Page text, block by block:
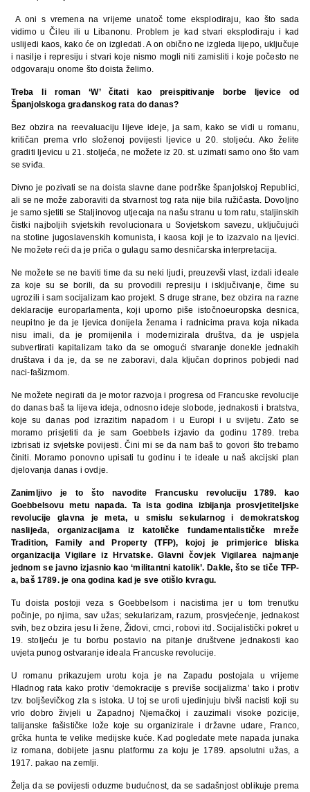
A oni s vremena na vrijeme unatoč tome eksplodiraju, kao što sada
vidimo u Čileu ili u Libanonu. Problem je kad stvari eksplodiraju i kad
uslijedi kaos, kako će on izgledati. A on obično ne izgleda lijepo, uključuje
i nasilje i represiju i stvari koje nismo mogli niti zamisliti i koje počesto ne
odgovaraju onome što doista želimo.
Treba li roman ‘W’ čitati kao preispitivanje borbe ljevice od
Španjolskoga građanskog rata do danas?
Bez obzira na reevaluaciju lijeve ideje, ja sam, kako se vidi u romanu,
kritičan prema vrlo složenoj povijesti ljevice u 20. stoljeću. Ako želite
graditi ljevicu u 21. stoljeća, ne možete iz 20. st. uzimati samo ono što vam
se sviđa.
Divno je pozivati se na doista slavne dane podrške španjolskoj Republici,
ali se ne može zaboraviti da stvarnost tog rata nije bila ružičasta. Dovoljno
je samo sjetiti se Staljinovog utjecaja na našu stranu u tom ratu, staljinskih
čistki najboljih svjetskih revolucionara u Sovjetskom savezu, uključujući
na stotine jugoslavenskih komunista, i kaosa koji je to izazvalo na ljevici.
Ne možete reći da je priča o gulagu samo desničarska interpretacija.
Ne možete se ne baviti time da su neki ljudi, preuzevši vlast, izdali ideale
za koje su se borili, da su provodili represiju i isključivanje, čime su
ugrozili i sam socijalizam kao projekt. S druge strane, bez obzira na razne
deklaracije europarlamenta, koji uporno piše istočnoeuropska desnica,
neupitno je da je ljevica donijela ženama i radnicima prava koja nikada
nisu imali, da je promijenila i modernizirala društva, da je uspjela
subvertirati kapitalizam tako da se omogući stvaranje donekle jednakih
društava i da je, da se ne zaboravi, dala ključan doprinos pobjedi nad
naci-fašizmom.
Ne možete negirati da je motor razvoja i progresa od Francuske revolucije
do danas baš ta lijeva ideja, odnosno ideje slobode, jednakosti i bratstva,
koje su danas pod izrazitim napadom i u Europi i u svijetu. Zato se
moramo prisjetiti da je sam Goebbels izjavio da godinu 1789. treba
izbrisati iz svjetske povijesti. Čini mi se da nam baš to govori što trebamo
činiti. Moramo ponovno upisati tu godinu i te ideale u naš akcijski plan
djelovanja danas i ovdje.
Zanimljivo je to što navodite Francusku revoluciju 1789. kao
Goebbelsovu metu napada. Ta ista godina izbijanja prosvjetiteljske
revolucije glavna je meta, u smislu sekularnog i demokratskog
naslijeđa, organizacijama iz katoličke fundamentalističke mreže
Tradition, Family and Property (TFP), kojoj je primjerice bliska
organizacija Vigilare iz Hrvatske. Glavni čovjek Vigilarea najmanje
jednom se javno izjasnio kao ‘militantni katolik’. Dakle, što se tiče TFP-
a, baš 1789. je ona godina kad je sve otišlo kvragu.
Tu doista postoji veza s Goebbelsom i nacistima jer u tom trenutku
počinje, po njima, sav užas; sekularizam, razum, prosvjećenje, jednakost
svih, bez obzira jesu li žene, Židovi, crnci, robovi itd. Socijalistički pokret u
19. stoljeću je tu borbu postavio na pitanje društvene jednakosti kao
uvjeta punog ostvaranje ideala Francuske revolucije.
U romanu prikazujem urotu koja je na Zapadu postojala u vrijeme
Hladnog rata kako protiv ‘demokracije s previše socijalizma’ tako i protiv
tzv. boljševičkog zla s istoka. U toj se uroti ujedinjuju bivši nacisti koji su
vrlo dobro živjeli u Zapadnoj Njemačkoj i zauzimali visoke pozicije,
talijanske fašističke lože koje su organizirale i državne udare, Franco,
grčka hunta te velike medijske kuće. Kad pogledate mete napada junaka
iz romana, dobijete jasnu platformu za koju je 1789. apsolutni užas, a
1917. pakao na zemlji.
Želja da se povijesti oduzme budućnost, da se sadašnjost oblikuje prema